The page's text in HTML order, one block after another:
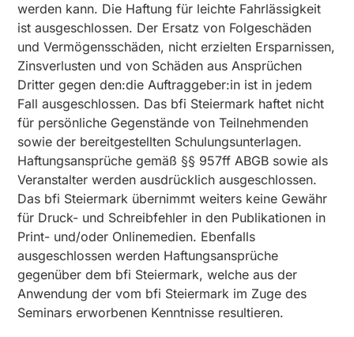
werden kann. Die Haftung für leichte Fahrlässigkeit
ist ausgeschlossen. Der Ersatz von Folgeschäden
und Vermögensschäden, nicht erzielten Ersparnissen,
Zinsverlusten und von Schäden aus Ansprüchen
Dritter gegen den:die Auftraggeber:in ist in jedem
Fall ausgeschlossen. Das bfi Steiermark haftet nicht
für persönliche Gegenstände von Teilnehmenden
sowie der bereitgestellten Schulungsunterlagen.
Haftungsansprüche gemäß §§ 957ff ABGB sowie als
Veranstalter werden ausdrücklich ausgeschlossen.
Das bfi Steiermark übernimmt weiters keine Gewähr
für Druck- und Schreibfehler in den Publikationen in
Print- und/oder Onlinemedien. Ebenfalls
ausgeschlossen werden Haftungsansprüche
gegenüber dem bfi Steiermark, welche aus der
Anwendung der vom bfi Steiermark im Zuge des
Seminars erworbenen Kenntnisse resultieren.